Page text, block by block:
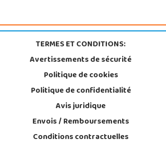
TERMES ET CONDITIONS:
Avertissements de sécurité
Politique de cookies
Politique de confidentialité
Avis juridique
Envois / Remboursements
Conditions contractuelles